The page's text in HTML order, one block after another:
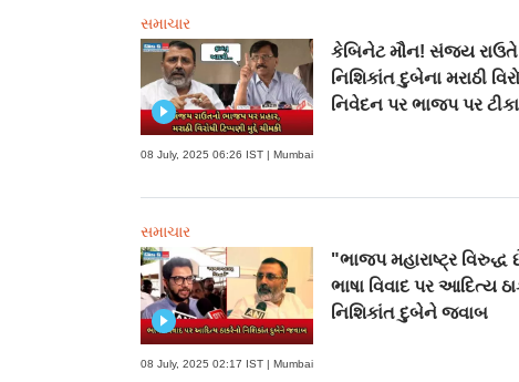
સમાચાર
કેબિનેટ મૌન! સંજય રાઉતે
નિશિકાંત દુબેના મરાઠી
નિવેદન પર ભાજપ પર
08 July, 2025 06:26 IST | Mumbai
સમાચાર
"ભાજપ મહારાષ્ટ્ર વિરુદ્ધ
ભાષા વિવાદ પર આદિત્ય
નિશિકાંત દુબેને જવાબ
08 July, 2025 02:17 IST | Mumbai